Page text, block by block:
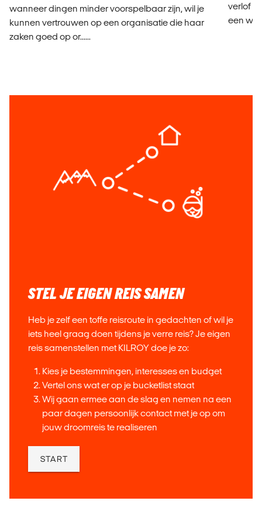
wanneer dingen minder voorspelbaar zijn, wil je
kunnen vertrouwen op een organisatie die haar
zaken goed op or......
verlof
een
STEL JE EIGEN REIS SAMEN
Heb je zelf een toffe reisroute in gedachten of wil je
iets heel graag doen tijdens je verre reis?Je eigen
reis samenstellen met KILROY doe je zo:
Kies je bestemmingen, interesses en budget
Vertel ons wat er op je bucketlist staat
Wij gaan ermee aan de slag en nemen na een
paar dagen persoonlijk contact met je op om
jouw droomreis te realiseren
START